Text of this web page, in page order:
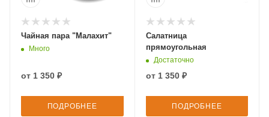
Чайная пара "Малахит"
Много
от 1 350 ₽
ПОДРОБНЕЕ
Салатница
прямоугольная
Достаточно
от 1 350 ₽
ПОДРОБНЕЕ